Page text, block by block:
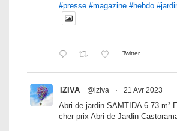
#presse #magazine #hebdo
Twitter
IZIVA @iziva · 21 Avr 2023
Abri de jardin SAMTIDA 6.73 m²
cher prix Abri de Jardin